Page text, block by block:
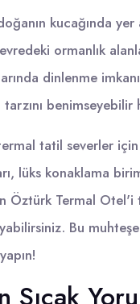
kucağında
ormanlık
dinlenme
tarzını
tatil severler
lüks konaklama
Öztürk Termal
Bu